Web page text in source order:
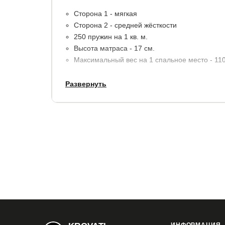
Сторона 1 - мягкая
Сторона 2 - средней жёсткости
250 пружин на 1 кв. м.
Высота матраса - 17 см.
Максимальный вес на 1 спальное место - 110
Материалы:
Все модификации:
Развернуть